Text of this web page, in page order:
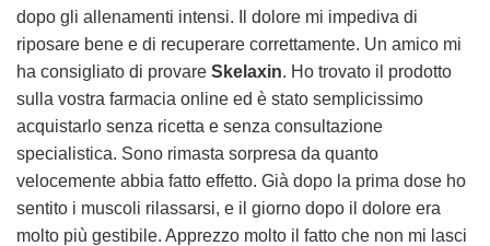
dopo gli allenamenti intensi. Il dolore mi impediva di
riposare bene e di recuperare correttamente. Un amico mi
ha consigliato di provare Skelaxin. Ho trovato il prodotto
sulla vostra farmacia online ed è stato semplicissimo
acquistarlo senza ricetta e senza consultazione
specialistica. Sono rimasta sorpresa da quanto
velocemente abbia fatto effetto. Già dopo la prima dose ho
sentito i muscoli rilassarsi, e il giorno dopo il dolore era
molto più gestibile. Apprezzo molto il fatto che non mi lasci